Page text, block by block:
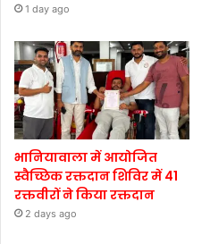
1 day ago
भानियावाला में आयोजित
स्वैच्छिक रक्तदान शिविर में 41
रक्तवीरों ने किया रक्तदान
2 days ago